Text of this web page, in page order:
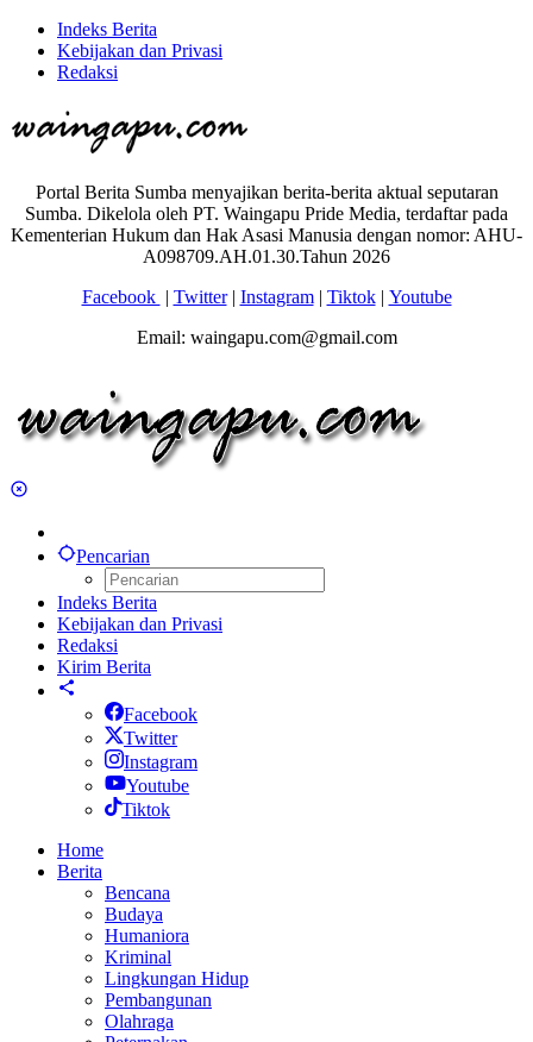
Indeks Berita
Kebijakan dan Privasi
Redaksi
Portal Berita Sumba menyajikan berita-berita aktual seputaran
Sumba. Dikelola oleh PT. Waingapu Pride Media, terdaftar pada
Kementerian Hukum dan Hak Asasi Manusia dengan nomor: AHU-
A098709.AH.01.30.Tahun 2026
Facebook | Twitter| Instagram| Tiktok| Youtube
Email: waingapu.com@gmail.com
Pencarian
Indeks Berita
Kebijakan dan Privasi
Redaksi
Kirim Berita
Facebook
Twitter
Instagram
Youtube
Tiktok
Home
Berita
Bencana
Budaya
Humaniora
Kriminal
Lingkungan Hidup
Pembangunan
Olahraga